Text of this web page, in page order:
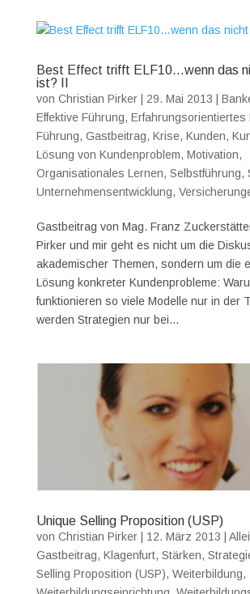
Best Effect trifft ELF10…wenn das
ist? II
von Christian Pirker| 29. Mai 2013 |
Effektive Führung, Erfahrungsorientiertes
Führung, Gastbeitrag, Krise, Kunden,
Lösung von Kundenproblem, Motivation,
Organisationales Lernen, Selbstführung,
Unternehmensentwicklung,
Gastbeitrag von Mag. Franz
Pirker und mir geht es nicht um die
akademischer Themen, sondern um die
Lösung konkreter Kundenprobleme:
funktionieren so viele Modelle nur in der
werden Strategien nur bei...
Unique Selling Proposition (USP)
von Christian Pirker| 12. März 2013
Gastbeitrag, Klagenfurt, Stärken,
Selling Proposition (USP), Weiterbildung,